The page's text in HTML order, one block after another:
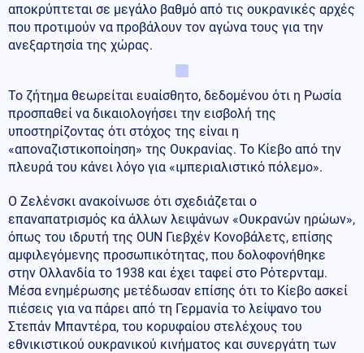
αποκρύπτεται σε μεγάλο βαθμό από τις ουκρανικές αρχές
που προτιμούν να προβάλουν τον αγώνα τους για την
ανεξαρτησία της χώρας.
Το ζήτημα θεωρείται ευαίσθητο, δεδομένου ότι η Ρωσία
προσπαθεί να δικαιολογήσει την εισβολή της
υποστηρίζοντας ότι στόχος της είναι η
«αποναζιστικοποίηση» της Ουκρανίας. Το Κίεβο από την
πλευρά του κάνει λόγο για «ιμπεριαλιστικό πόλεμο».
Ο Ζελένσκι ανακοίνωσε ότι σχεδιάζεται ο
επαναπατρισμός κα άλλων λειψάνων «Ουκρανών ηρώων»,
όπως του ιδρυτή της OUN Γιεβχέν Κονοβάλετς, επίσης
αμφιλεγόμενης προσωπικότητας, που δολοφονήθηκε
στην Ολλανδία το 1938 και έχει ταφεί στο Ρότερνταμ.
Μέσα ενημέρωσης μετέδωσαν επίσης ότι το Κίεβο ασκεί
πιέσεις για να πάρει από τη Γερμανία το λείψανο του
Στεπάν Μπαντέρα, του κορυφαίου στελέχους του
εθνικιστικού ουκρανικού κινήματος και συνεργάτη των